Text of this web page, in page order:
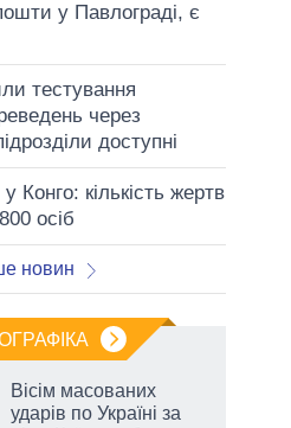
у Павлограді, є
тестування
через
доступні
Конго: кількість жертв
осіб
новин
Вісім масованих
ударів по Україні за